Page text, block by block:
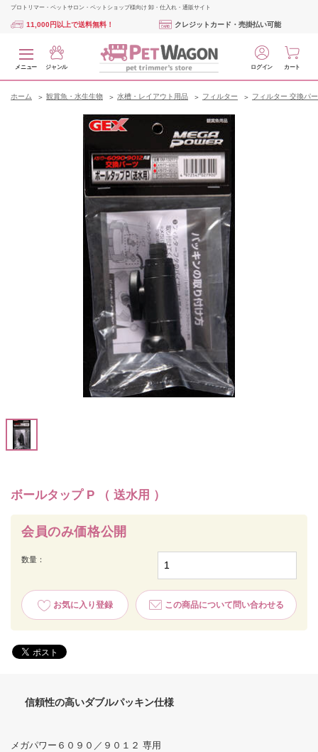
プロトリマー・ペットサロン・ペットショップ様向け 卸・仕入れ・通販サイト
11,000円以上で送料無料！ クレジットカード・売掛払い可能
メニュー ジャンル ログイン カート
ホーム 観賞魚・水生生物 水槽・レイアウト用品 フィルター フィルター 交換パ
ボールタップ P （ 送水用 ）
会員のみ価格公開
数量：
お気に入り登録 この商品について問い合わせる
信頼性の高いダブルパッキン仕様
メガパワー６０９０／９０１２ 専用